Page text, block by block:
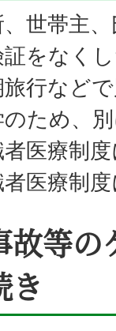
世帯主
証をなく
行など
のため、
者医療制
者医療制
故等の
き